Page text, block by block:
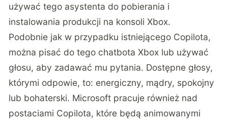
używać tego asystenta do pobierania i
instalowania produkcji na konsoli Xbox.
Podobnie jak w przypadku istniejącego Copilota,
można pisać do tego chatbota Xbox lub używać
głosu, aby zadawać mu pytania. Dostępne głosy,
którymi odpowie, to: energiczny, mądry, spokojny
lub bohaterski. Microsoft pracuje również nad
postaciami Copilota, które będą animowanymi